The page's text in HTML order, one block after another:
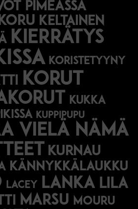
pimeässä
keltainen
kierrätys
koristetyyny
korut
kukka
kuppipupu
vielä nämä
kurnau
kännykkälaukku
lacey lanka lila
marsu mouru